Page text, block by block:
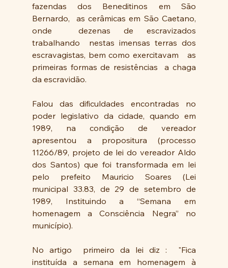
fazendas dos Beneditinos em São
Bernardo,  as cerâmicas em São Caetano,
onde  dezenas de escravizados
trabalhando  nestas imensas terras dos
escravagistas, bem como exercitavam   as
primeiras formas de resistências  a chaga
da escravidão.
Falou das dificuldades encontradas no
poder legislativo da cidade, quando em
1989, na condição de vereador
apresentou a propositura (processo
11266/89, projeto de lei do vereador Aldo
dos Santos) que foi transformada em lei
pelo prefeito Mauricio Soares (Lei
municipal 33.83, de 29 de setembro de
1989, Instituindo a “Semana em
homenagem a Consciência Negra” no
município).
No artigo  primeiro da lei diz :  "Fica
instituída a semana em homenagem à